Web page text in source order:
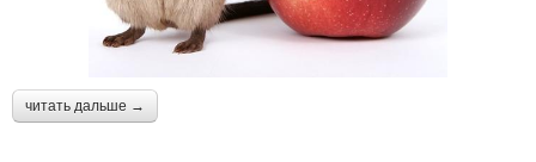
читать дальше →